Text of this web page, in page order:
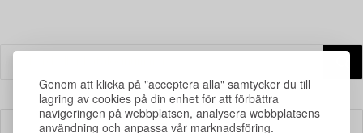
Genom att klicka på "acceptera alla" samtycker du till
lagring av cookies på din enhet för att förbättra
navigeringen på webbplatsen, analysera webbplatsens
användning och anpassa vår marknadsföring.
Filter